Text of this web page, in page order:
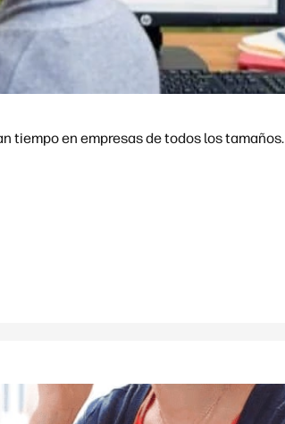
tiempo en empresas de todos los tamaños.